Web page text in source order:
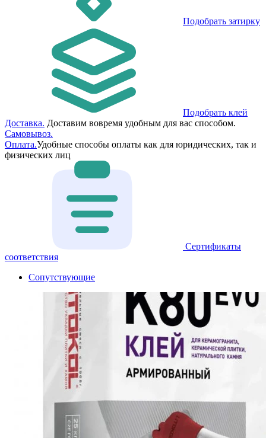
Подобрать затирку
Подобрать клей
Доставка. Доставим вовремя удобным для вас способом.
Самовывоз.
Оплата.Удобные способы оплаты как для юридических, так и
физических лиц
Сертификаты
соответствия
Сопутствующие